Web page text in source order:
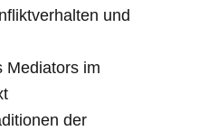
und
Mediators im
der